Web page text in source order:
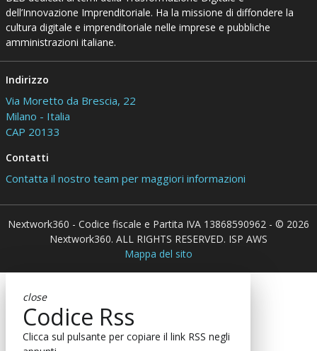
dell’Innovazione Imprenditoriale. Ha la missione di diffondere la
cultura digitale e imprenditoriale nelle imprese e pubbliche
amministrazioni italiane.
Indirizzo
Via Moretto da Brescia, 22
Milano - Italia
CAP 20133
Contatti
Contatta il nostro team per maggiori informazioni
Nextwork360 - Codice fiscale e Partita IVA 13868590962 - © 2026
Nextwork360. ALL RIGHTS RESERVED. ISP AWS
Mappa del sito
close
Codice Rss
Clicca sul pulsante per copiare il link RSS negli